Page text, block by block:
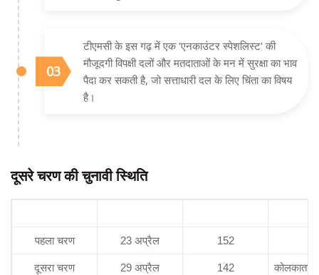
टीएमसी के इस गढ़ में एक 'एनकाउंटर स्पेशलिस्ट' की
मौजूदगी विपक्षी दलों और मतदाताओं के मन में सुरक्षा का भाव
पैदा कर सकती है, जो सत्ताधारी दल के लिए चिंता का विषय
है।
दूसरे चरण की चुनावी स्थिति
पहला चरण 23 अप्रैल 152
दूसरा चरण 29 अप्रैल 142 कोलकाता,